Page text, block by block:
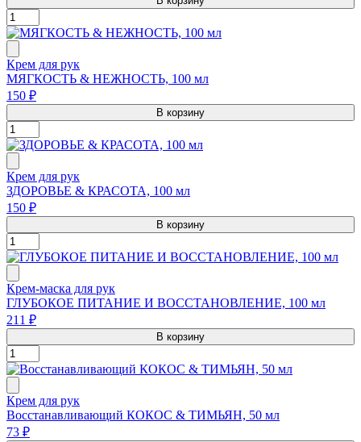
Крем для рук
МЯГКОСТЬ & НЕЖНОСТЬ, 100 мл
150 ₽
В корзину
Крем для рук
ЗДОРОВЬЕ & КРАСОТА, 100 мл
150 ₽
В корзину
Крем-маска для рук
ГЛУБОКОЕ ПИТАНИЕ И ВОССТАНОВЛЕНИЕ, 100 мл
211 ₽
В корзину
Крем для рук
Восстанавливающий КОКОС & ТИМЬЯН, 50 мл
73 ₽